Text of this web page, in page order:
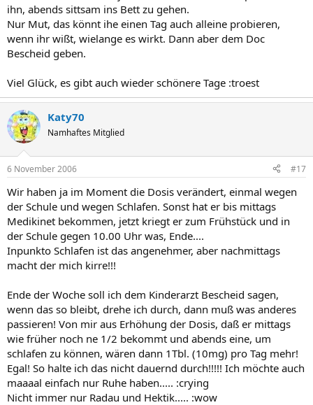
ihn, abends sittsam ins Bett zu gehen.
Nur Mut, das könnt ihe einen Tag auch alleine probieren,
wenn ihr wißt, wielange es wirkt. Dann aber dem Doc
Bescheid geben.
Viel Glück, es gibt auch wieder schönere Tage :troest
Katy70
Namhaftes Mitglied
6 November 2006 #17
Wir haben ja im Moment die Dosis verändert, einmal wegen
der Schule und wegen Schlafen. Sonst hat er bis mittags
Medikinet bekommen, jetzt kriegt er zum Frühstück und in
der Schule gegen 10.00 Uhr was, Ende....
Inpunkto Schlafen ist das angenehmer, aber nachmittags
macht der mich kirre!!!
Ende der Woche soll ich dem Kinderarzt Bescheid sagen,
wenn das so bleibt, drehe ich durch, dann muß was anderes
passieren! Von mir aus Erhöhung der Dosis, daß er mittags
wie früher noch ne 1/2 bekommt und abends eine, um
schlafen zu können, wären dann 1Tbl. (10mg) pro Tag mehr!
Egal! So halte ich das nicht dauernd durch!!!!! Ich möchte auch
maaaal einfach nur Ruhe haben..... :crying
Nicht immer nur Radau und Hektik..... :wow